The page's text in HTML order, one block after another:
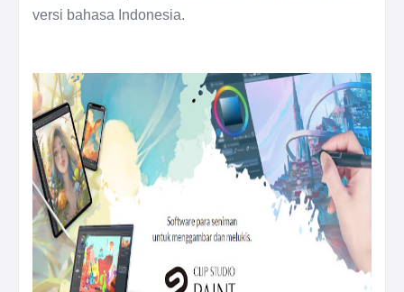
versi bahasa Indonesia.